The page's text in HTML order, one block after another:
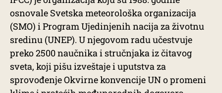
osnovale Svetska meteorološka organizacija
(SMO) i Program Ujedinjenih nacija za životnu
sredinu (UNEP). U njegovom radu učestvuje
preko 2500 naučnika i stručnjaka iz čitavog
sveta, koji pišu izveštaje i uputstva za
sprovođenje Okvirne konvencije UN o promeni